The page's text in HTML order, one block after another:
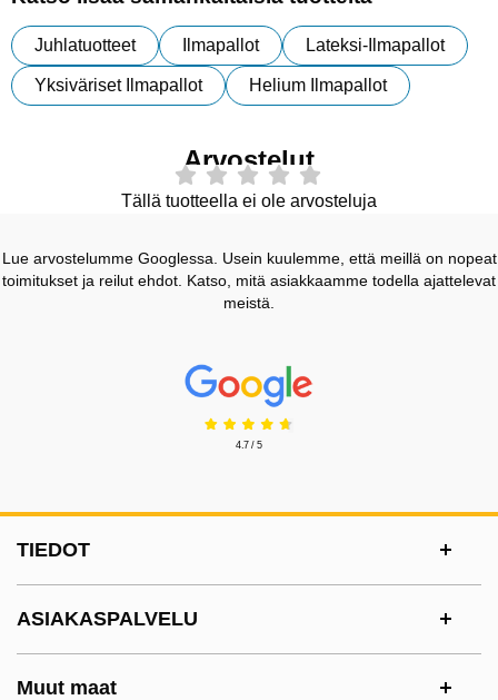
Juhlatuotteet Ilmapallot Lateksi-Ilmapallot
Yksiväriset Ilmapallot Helium Ilmapallot
Arvostelut
Tällä tuotteella ei ole arvosteluja
Lue arvostelumme Googlessa. Usein kuulemme, että meillä on nopeat
toimitukset ja reilut ehdot. Katso, mitä asiakkaamme todella ajattelevat
meistä.
Prisjakt Arvostelu: 4.7 Tähdet
4.7 / 5
TIEDOT
ASIAKASPALVELU
Muut maat